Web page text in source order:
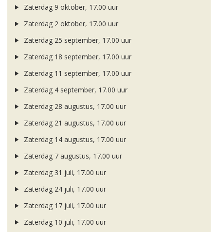
Zaterdag 9 oktober, 17.00 uur
Zaterdag 2 oktober, 17.00 uur
Zaterdag 25 september, 17.00 uur
Zaterdag 18 september, 17.00 uur
Zaterdag 11 september, 17.00 uur
Zaterdag 4 september, 17.00 uur
Zaterdag 28 augustus, 17.00 uur
Zaterdag 21 augustus, 17.00 uur
Zaterdag 14 augustus, 17.00 uur
Zaterdag 7 augustus, 17.00 uur
Zaterdag 31 juli, 17.00 uur
Zaterdag 24 juli, 17.00 uur
Zaterdag 17 juli, 17.00 uur
Zaterdag 10 juli, 17.00 uur